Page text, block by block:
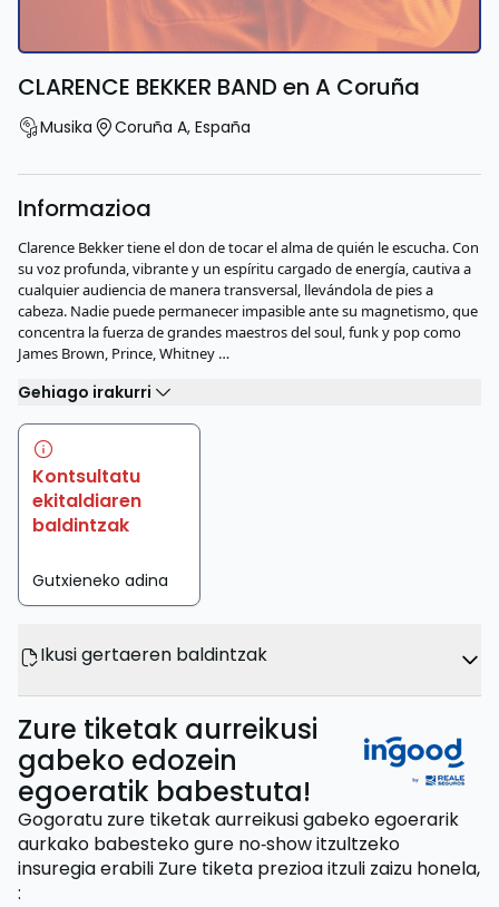
CLARENCE BEKKER BAND en A Coruña
Musika Coruña A, España
Informazioa
Clarence Bekker tiene el don de tocar el alma de quién le escucha. Con
su voz profunda, vibrante y un espíritu cargado de energía, cautiva a
cualquier audiencia de manera transversal, llevándola de pies a
cabeza. Nadie puede permanecer impasible ante su magnetismo, que
concentra la fuerza de grandes maestros del soul, funk y pop como
James Brown, Prince, Whitney …
Gehiago irakurri
Kontsultatu
ekitaldiaren
baldintzak
Gutxieneko adina
Ikusi gertaeren baldintzak
Zure tiketak aurreikusi
gabeko edozein
egoeratik babestuta!
Gogoratu zure tiketak aurreikusi gabeko egoerarik
aurkako babesteko gure no‑show itzultzeko
insuregia erabili Zure tiketa prezioa itzuli zaizu honela,
: